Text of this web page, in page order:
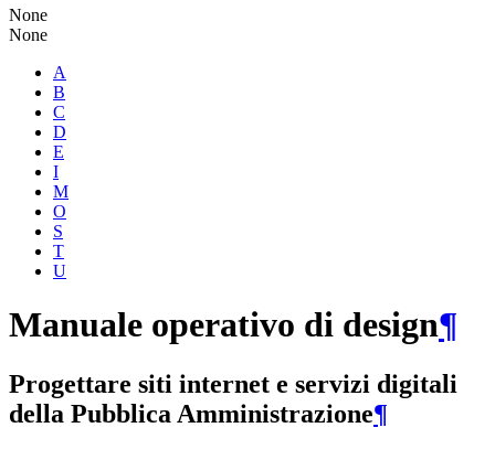
None
None
A
B
C
D
E
I
M
O
S
T
U
Manuale operativo di design¶
Progettare siti internet e servizi digitali
della Pubblica Amministrazione¶